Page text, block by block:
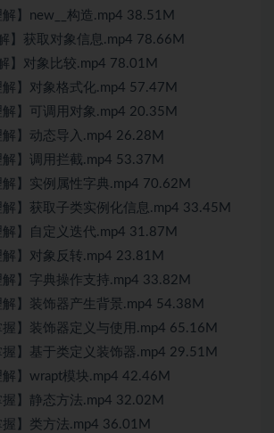
】new__构造.mp4 38.51M
】获取对象信息.mp4 78.66M
】对象比较.mp4 78.01M
】对象格式化.mp4 57.47M
】可调用对象.mp4 20.35M
】动态导入.mp4 26.28M
】调用拦截.mp4 53.37M
】实例属性字典.mp4 70.62M
】获取子类实例化信息.mp4 33.45M
】自定义迭代.mp4 31.87M
】对象反转.mp4 23.81M
】字典操作支持.mp4 33.82M
】装饰器产生背景.mp4 54.38M
】装饰器定义与使用.mp4 65.16M
】基于类定义装饰器.mp4 29.51M
】wrapt模块.mp4 42.46M
】静态方法.mp4 32.02M
】类方法.mp4 36.01M